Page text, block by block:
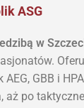
ASG
w
GBB i
aż po